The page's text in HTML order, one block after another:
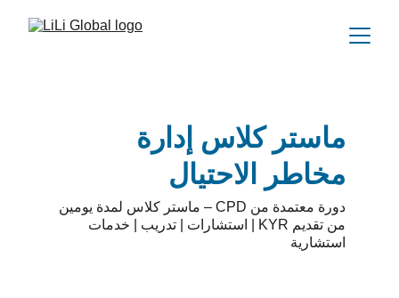
ماستر كلاس إدارة
مخاطر الاحتيال
دورة معتمدة من CPD – ماستر كلاس لمدة يومين
من تقديم KYR | استشارات | تدريب | خدمات
استشارية